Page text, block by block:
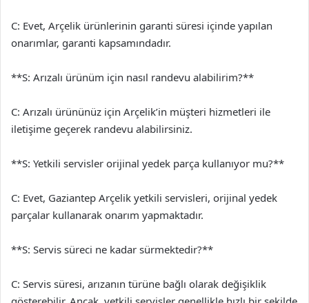
C: Evet, Arçelik ürünlerinin garanti süresi içinde yapılan
onarımlar, garanti kapsamındadır.
**S: Arızalı ürünüm için nasıl randevu alabilirim?**
C: Arızalı ürününüz için Arçelik’in müşteri hizmetleri ile
iletişime geçerek randevu alabilirsiniz.
**S: Yetkili servisler orijinal yedek parça kullanıyor mu?**
C: Evet, Gaziantep Arçelik yetkili servisleri, orijinal yedek
parçalar kullanarak onarım yapmaktadır.
**S: Servis süreci ne kadar sürmektedir?**
C: Servis süresi, arızanın türüne bağlı olarak değişiklik